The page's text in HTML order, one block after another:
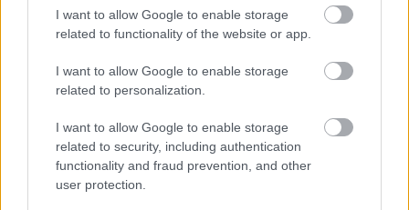
I want to allow Google to enable storage
related to functionality of the website or app.
I want to allow Google to enable storage
related to personalization.
I want to allow Google to enable storage
related to security, including authentication
functionality and fraud prevention, and other
user protection.
trailer + poszter: zoolander 2 (2016)
2015. december 01.
A hozzánk jövő márciusban érkező Zoolander 2,
támadnak a szebbnél szebb, kifutóra született, ööö,
szépségek, és nemzetközi előzetest is kapott.